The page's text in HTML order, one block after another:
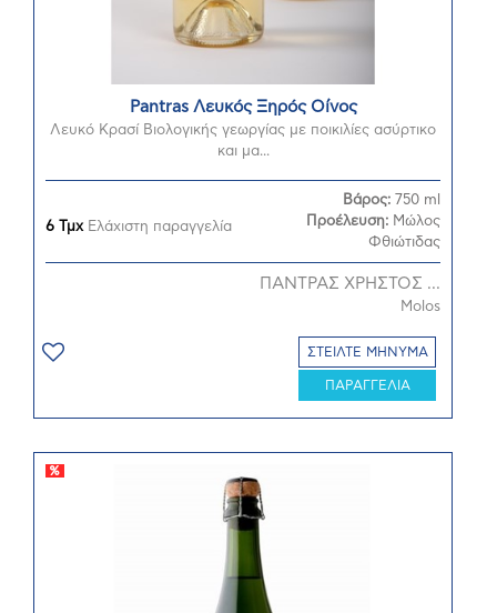
Pantras Λευκός Ξηρός Οίνος
Λευκό Κρασί Βιολογικής γεωργίας με ποικιλίες ασύρτικο
και μα...
6 ΤμχΕλάχιστη παραγγελία
Βάρος: 750 ml
Προέλευση: Μώλος
Φθιώτιδας
ΠΑΝΤΡΑΣ ΧΡΗΣΤΟΣ ...
Molos
ΣΤΕΙΛΤΕ ΜΗΝΥΜΑ
ΠΑΡΑΓΓΕΛΙΑ